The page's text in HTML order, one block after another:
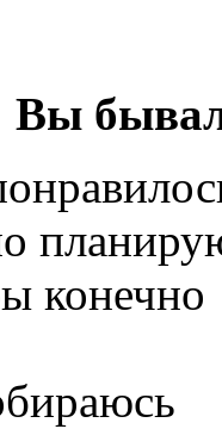
Вы
конечно